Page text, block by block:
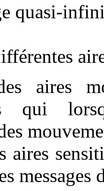
quasi-
aires
qui
aires
messages